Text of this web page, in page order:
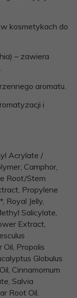
kosmetykach do
– zawiera
aromatu.
i
Acrylate /
Camphor,
Root/Stem
Propylene
Royal Jelly,
Salicylate,
Extract,
Propolis
Globulus
Cinnamomum
Salvia
Root Oil,